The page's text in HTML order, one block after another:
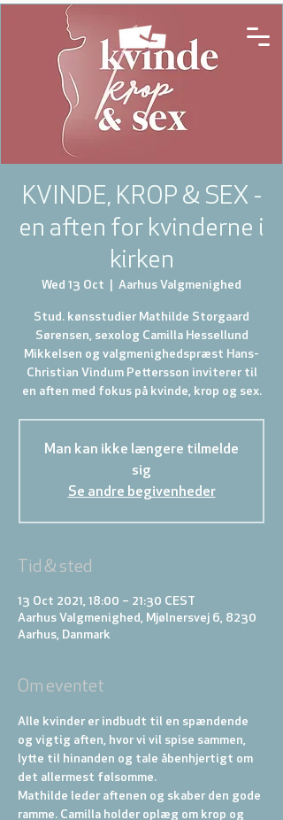
KVINDE, KROP & SEX -
en aften for kvinderne i
kirken
Wed 13 Oct Aarhus Valgmenighed
Stud. kønsstudier Mathilde Storgaard
Sørensen, sexolog Camilla Hessellund
Mikkelsen og valgmenighedspræst Hans-
Christian Vindum Pettersson inviterer til
en aften med fokus på kvinde, krop og sex.
Man kan ikke længere tilmelde
sig
Se andre begivenheder
Tid & sted
13 Oct 2021, 18:00 – 21:30 CEST
Aarhus Valgmenighed, Mjølnersvej 6, 8230
Aarhus, Danmark
Om eventet
Alle kvinder er indbudt til en spændende
og vigtig aften, hvor vi vil spise sammen,
lytte til hinanden og tale åbenhjertigt om
det allermest følsomme.
Mathilde leder aftenen og skaber den gode
ramme. Camilla holder oplæg om krop og